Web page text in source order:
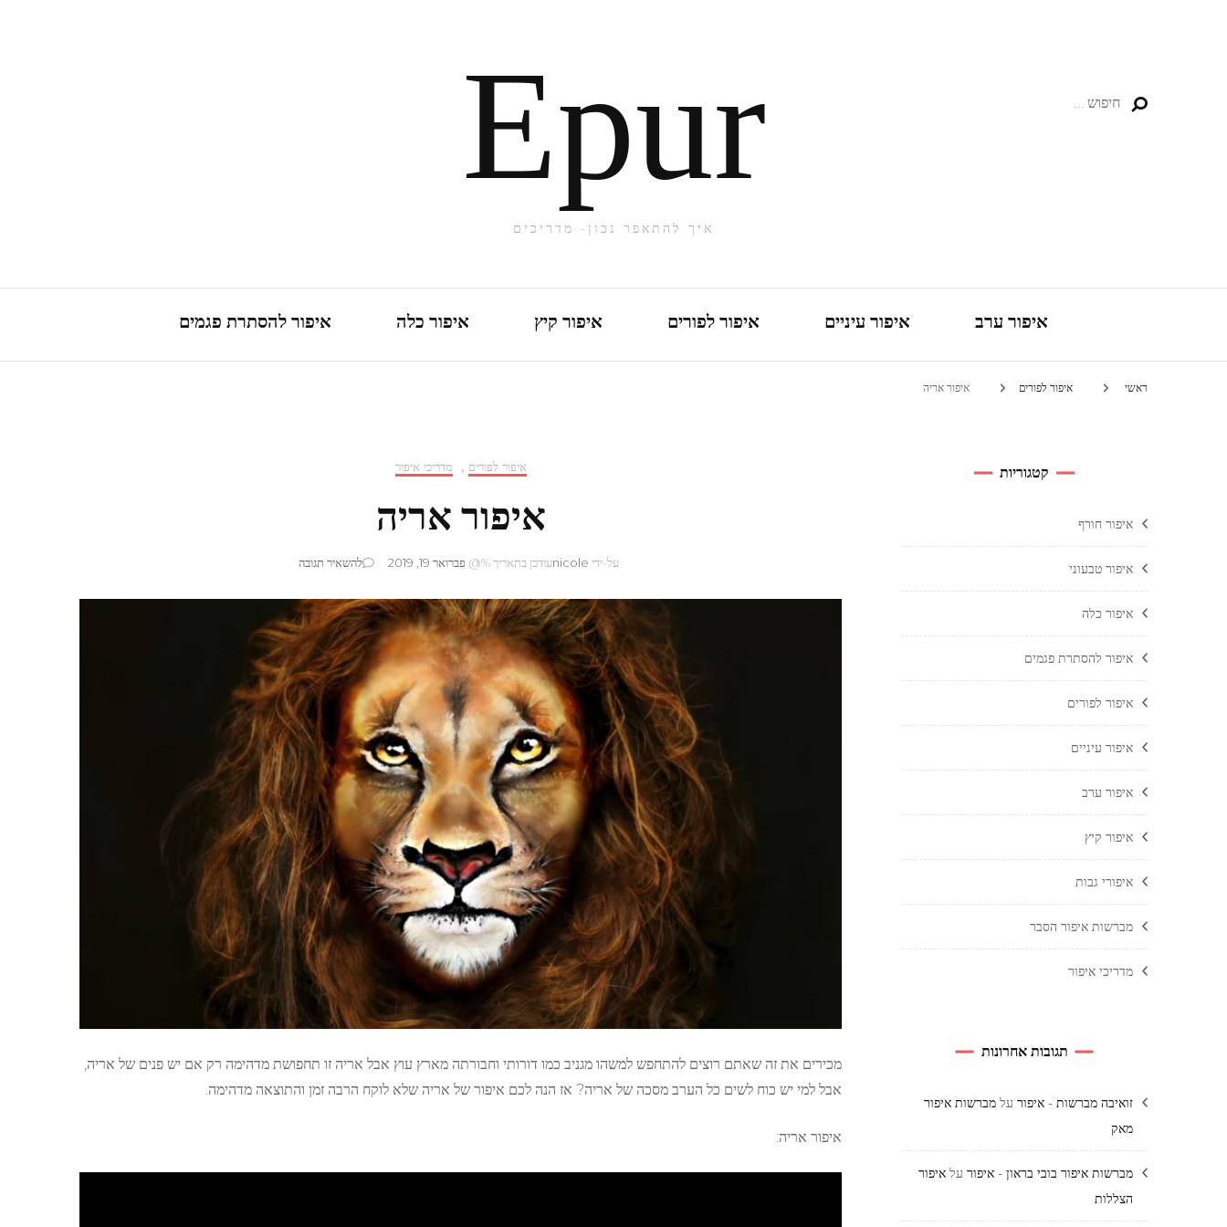
חיפוש: Epur
איך להתאפר נכון- מדריכים
איפור ערב איפור עיניים איפור לפורים איפור קיץ איפור כלה איפור להסתרת פגמים
ראשי איפור לפורים איפור אריה
איפור לפורים , מדריכי איפור
איפור אריה
על-ידי nicoleעודכן בתאריך %@ פברואר 19, 2019 להשאיר תגובהבנושא
אריה
מכירים את זה שאתם רוצים להתחפש למשהו מגניב כמו דורותי וחבורתה מארץ עוץ אבל אריה זו תחפושת מדהימה רק אם יש פנים של אריה,
אבל למי יש כוח לשים כל הערב מסכה של אריה? אז הנה לכם איפור של אריה שלא לוקח הרבה זמן והתוצאה מדהימה.
איפור אריה:
קטגוריות
איפור חורף
איפור טבעוני
איפור כלה
איפור להסתרת פגמים
איפור לפורים
איפור עיניים
איפור ערב
איפור קיץ
איפורי גבות
מברשות איפור הסבר
מדריכי איפור
תגובות אחרונות
זואיבה מברשות - איפור על מברשות איפור
מאק
מברשות איפור בובי בראון - איפור על איפור
הצללות